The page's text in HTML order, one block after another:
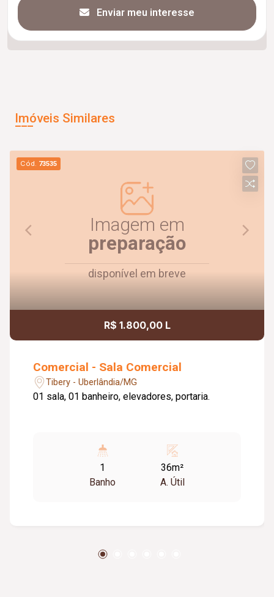
Enviar meu interesse
Imóveis Similares
Cód. 73535
Imagem em
preparação
disponível em breve
R$ 1.800,00 L
Comercial - Sala Comercial
Tibery - Uberlândia/MG
01 sala, 01 banheiro, elevadores, portaria.
1
Banho
36m²
A. Útil